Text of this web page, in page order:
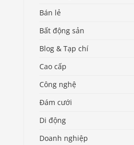
Bán lẻ
Bất động sản
Blog & Tạp chí
Cao cấp
Công nghệ
Đám cưới
Di động
Doanh nghiệp